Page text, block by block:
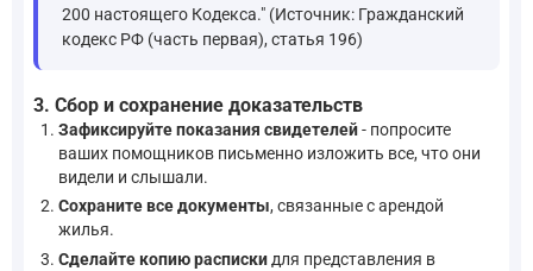
200 настоящего Кодекса." (Источник: Гражданский
кодекс РФ (часть первая), статья 196)
3. Сбор и сохранение доказательств
Зафиксируйте показания свидетелей- попросите
ваших помощников письменно изложить все, что они
видели и слышали.
Сохраните все документы, связанные с арендой
жилья.
Сделайте копию распискидля представления в